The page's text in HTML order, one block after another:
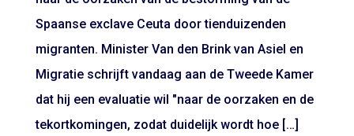
Spaanse exclave Ceuta door tienduizenden
migranten. Minister Van den Brink van Asiel en
Migratie schrijft vandaag aan de Tweede Kamer
dat hij een evaluatie wil "naar de oorzaken en de
tekortkomingen, zodat duidelijk wordt hoe […]